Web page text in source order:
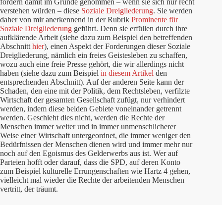
fordern damit im Grunde genommen – wenn sie sich nur recht
verstehen würden – diese Soziale Dreigliederung. Sie werden
daher von mir anerkennend in der Rubrik Prominente für
Soziale Dreigliederung geführt. Denn sie erfüllen durch ihre
aufklärende Arbeit (siehe dazu zum Beispiel den betreffenden
Abschnitt hier), einen Aspekt der Forderungen dieser Soziale
Dreigliederung, nämlich ein freies Geistesleben zu schaffen,
wozu auch eine freie Presse gehört, die wir allerdings nicht
haben (siehe dazu zum Beispiel in diesem Artikel den
entsprechenden Abschnitt). Auf der anderen Seite kann der
Schaden, den eine mit der Politik, dem Rechtsleben, verfilzte
Wirtschaft der gesamten Gesellschaft zufügt, nur verhindert
werden, indem diese beiden Gebiete voneinander getrennt
werden. Geschieht dies nicht, werden die Rechte der
Menschen immer weiter und in immer unmenschlicherer
Weise einer Wirtschaft untergeordnet, die immer weniger den
Bedürfnissen der Menschen dienen wird und immer mehr nur
noch auf den Egoismus des Gelderwerbs aus ist. Wer auf
Parteien hofft oder darauf, dass die SPD, auf deren Konto
zum Beispiel kulturelle Errungenschaften wie Hartz 4 gehen,
vielleicht mal wieder die Rechte der arbeitenden Menschen
vertritt, der träumt.